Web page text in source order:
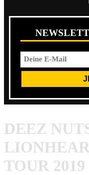
DEEZ
TOUR 2019